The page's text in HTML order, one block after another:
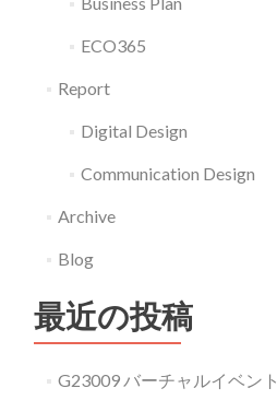
ECO365
Report
Digital Design
Communication Design
Archive
Blog
最近の投稿
G23009 バーチャルイベント